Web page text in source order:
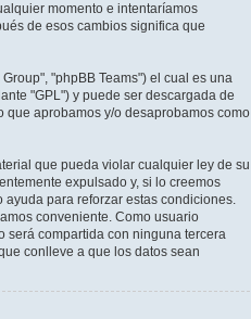
momento e intentaríamos
de esos cambios significa que
"phpBB Teams") el cual es una
"GPL") y puede ser descargada de
que aprobamos y/o desaprobamos como
que pueda violar cualquier ley de su
expulsado y, si lo creemos
para reforzar estas condiciones.
conveniente. Como usuario
será compartida con ninguna tercera
conlleve a que los datos sean